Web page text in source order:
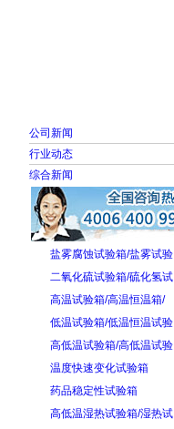
公司新闻
行业动态
综合新闻
盐雾腐蚀试验箱/盐雾试验
二氧化硫试验箱/硫化氢试
高温试验箱/高温恒温箱/
低温试验箱/低温恒温试验
高低温试验箱/高低温试验
温度快速变化试验箱
药品稳定性试验箱
高低温湿热试验箱/湿热试